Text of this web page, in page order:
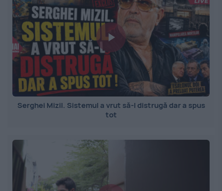
Serghei Mizil. Sistemul a vrut să-l distrugă dar a spus
tot